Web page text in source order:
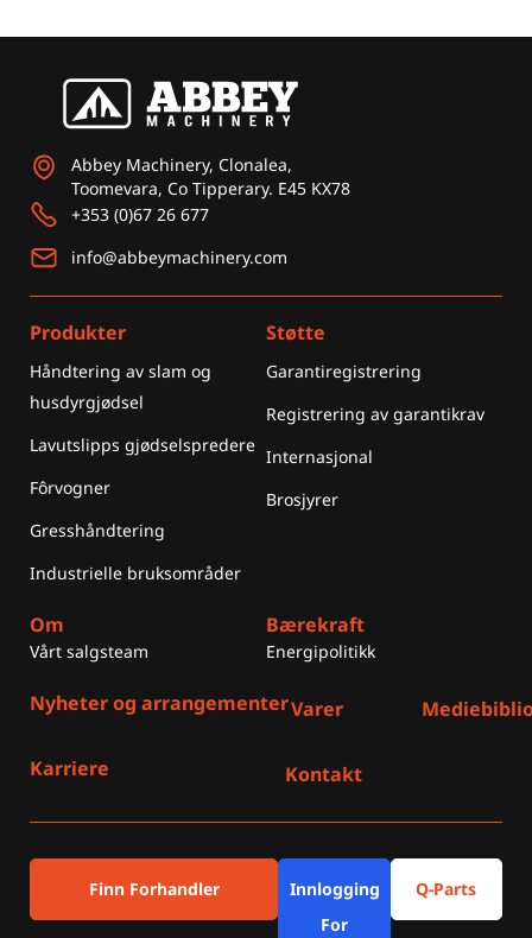
Abbey Machinery, Clonalea,
Toomevara, Co Tipperary. E45 KX78
+353 (0)67 26 677
info@abbeymachinery.com
Produkter
Håndtering av slam og
husdyrgjødsel
Lavutslipps gjødselspredere
Fôrvogner
Gresshåndtering
Industrielle bruksområder
Støtte
Garantiregistrering
Registrering av garantikrav
Internasjonal
Brosjyrer
Om
Vårt salgsteam
Bærekraft
Energipolitikk
Nyheter og arrangementerVarer
Karriere Kontakt
Finn Forhandler
Innlogging
For
Q-Parts